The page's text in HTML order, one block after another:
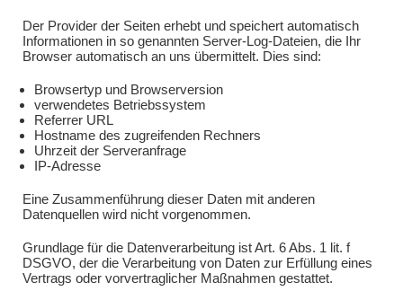
Der Provider der Seiten erhebt und speichert automatisch
Informationen in so genannten Server-Log-Dateien, die Ihr
Browser automatisch an uns übermittelt. Dies sind:
Browsertyp und Browserversion
verwendetes Betriebssystem
Referrer URL
Hostname des zugreifenden Rechners
Uhrzeit der Serveranfrage
IP-Adresse
Eine Zusammenführung dieser Daten mit anderen
Datenquellen wird nicht vorgenommen.
Grundlage für die Datenverarbeitung ist Art. 6 Abs. 1 lit. f
DSGVO, der die Verarbeitung von Daten zur Erfüllung eines
Vertrags oder vorvertraglicher Maßnahmen gestattet.